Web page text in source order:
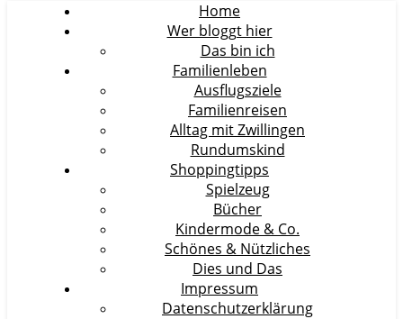
Home
Wer bloggt hier
Das bin ich
Familienleben
Ausflugsziele
Familienreisen
Alltag mit Zwillingen
Rundumskind
Shoppingtipps
Spielzeug
Bücher
Kindermode & Co.
Schönes & Nützliches
Dies und Das
Impressum
Datenschutzerklärung